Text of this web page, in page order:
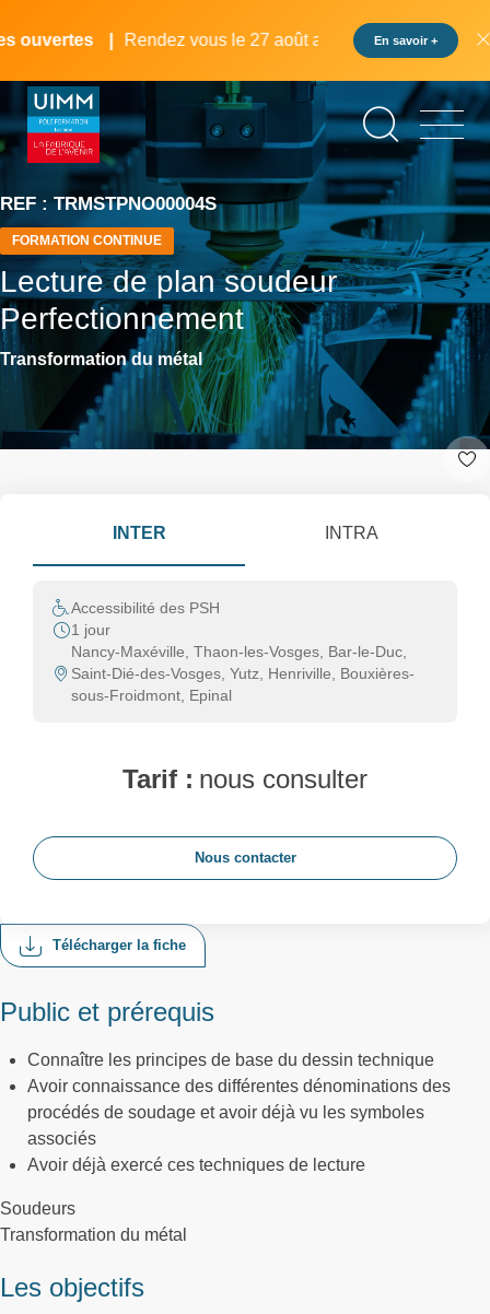
au
principal
Rendez vous le 27 août au pôle formation UIMM
En savoir +
REF : TRMSTPNO00004S
FORMATION CONTINUE
Lecture de plan soudeur
Perfectionnement
Transformation du métal
Télécharger la fiche
Public et prérequis
Connaître les principes de base du dessin technique
Avoir connaissance des différentes dénominations des
procédés de soudage et avoir déjà vu les symboles
associés
Avoir déjà exercé ces techniques de lecture
Soudeurs
Transformation du métal
Les objectifs
INTER INTRA
Accessibilité des PSH
1 jour
Nancy-Maxéville, Thaon-les-Vosges, Bar-le-Duc,
Saint-Dié-des-Vosges, Yutz, Henriville, Bouxières-
sous-Froidmont, Epinal
Tarif : nous consulter
Nous contacter